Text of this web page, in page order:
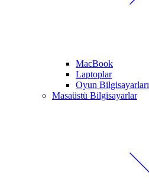
MacBook
Laptoplar
Oyun Bilgisayarları
Masaüstü Bilgisayarlar